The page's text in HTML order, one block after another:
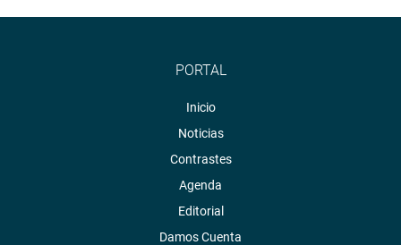
PORTAL
Inicio
Noticias
Contrastes
Agenda
Editorial
Damos Cuenta